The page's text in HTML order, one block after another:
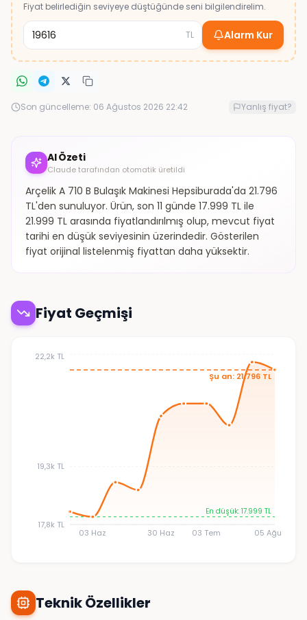
Fiyat belirlediğin seviyeye düştüğünde seni bilgilendirelim.
TL Alarm Kur
Son güncelleme: 06 Ağustos 2026 22:42 Yanlış fiyat?
AI Özeti
Claude tarafından otomatik üretildi
Arçelik A 710 B Bulaşık Makinesi Hepsiburada'da 21.796
TL'den sunuluyor. Ürün, son 11 günde 17.999 TL ile
21.999 TL arasında fiyatlandırılmış olup, mevcut fiyat
tarihi en düşük seviyesinin üzerindedir. Gösterilen
fiyat orijinal listelenmiş fiyattan daha yüksektir.
Fiyat Geçmişi
03 Haz 30 Haz 03 Tem 05 Ağu
17,8k TL
19,3k TL
22,2k TL
Şu an: 21.796 TL
En düşük: 17.999 TL
Teknik Özellikler